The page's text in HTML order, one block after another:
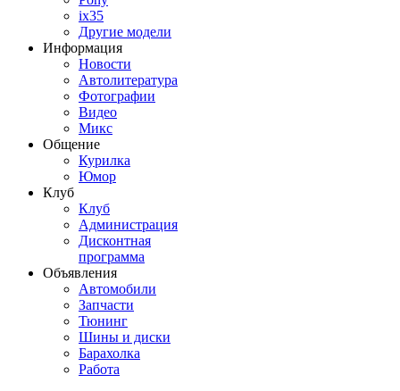
ix35
Другие модели
Информация
Новости
Автолитература
Фотографии
Видео
Микс
Общение
Курилка
Юмор
Клуб
Клуб
Администрация
Дисконтная
программа
Объявления
Автомобили
Запчасти
Тюнинг
Шины и диски
Барахолка
Работа